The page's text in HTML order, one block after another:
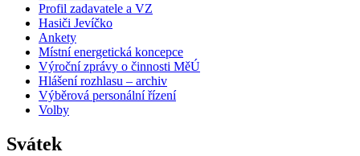
Profil zadavatele a VZ
Hasiči Jevíčko
Ankety
Místní energetická koncepce
Výroční zprávy o činnosti MěÚ
Hlášení rozhlasu – archiv
Výběrová personální řízení
Volby
Svátek